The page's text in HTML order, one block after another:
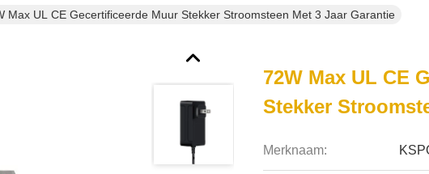
Max UL CE Gecertificeerde Muur Stekker Stroomsteen Met 3 Jaar Garantie
72W Max UL CE
Stekker
Merknaam: